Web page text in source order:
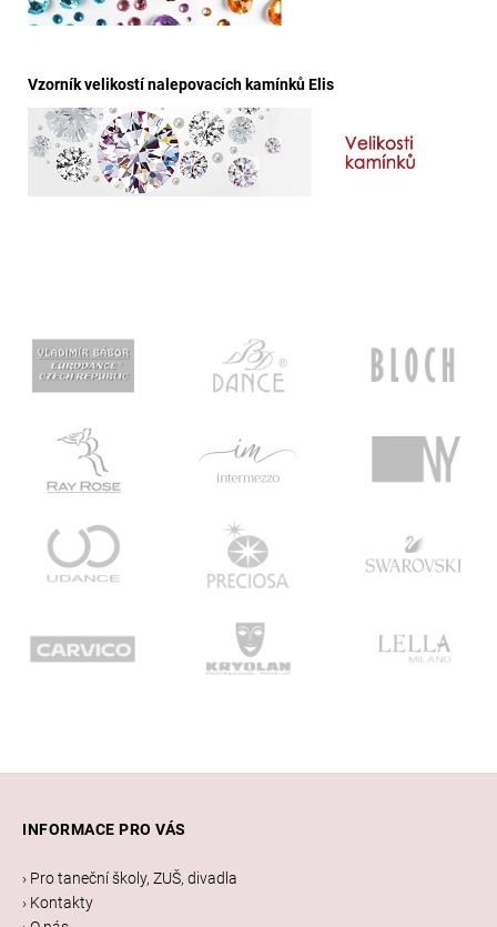
Vzorník velikostí nalepovacích kamínků Elis
INFORMACE PRO VÁS
› Pro taneční školy, ZUŠ, divadla
› Kontakty